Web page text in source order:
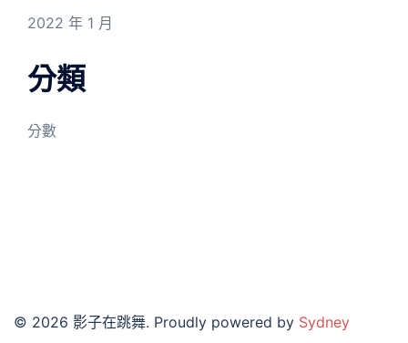
2022 年 1 月
分類
分數
© 2026 影子在跳舞. Proudly powered by Sydney